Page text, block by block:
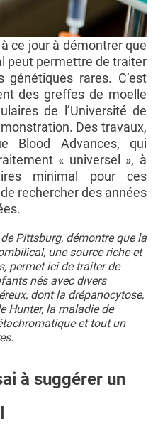
ce jour à démontrer que
peut permettre de traiter
rares. C’est
des greffes de moelle
de l’Université de
Des travaux,
Blood Advances, qui
« universel », à
minimal pour ces
rechercher des années
Pittsburg, démontre que la
une source riche et
permet ici de traiter de
nés avec divers
dont la drépanocytose,
Hunter, la maladie de
et tout un
à suggérer un